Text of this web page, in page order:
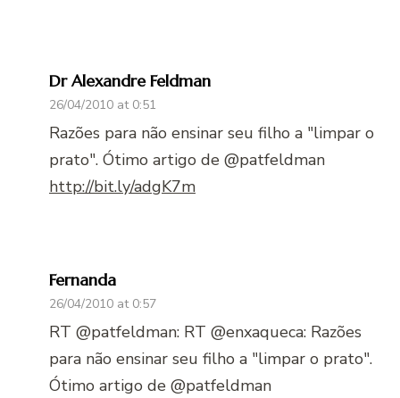
Dr Alexandre Feldman
26/04/2010 at 0:51
Razões para não ensinar seu filho a "limpar o
prato". Ótimo artigo de @patfeldman
http://bit.ly/adgK7m
Fernanda
26/04/2010 at 0:57
RT @patfeldman: RT @enxaqueca: Razões
para não ensinar seu filho a "limpar o prato".
Ótimo artigo de @patfeldman